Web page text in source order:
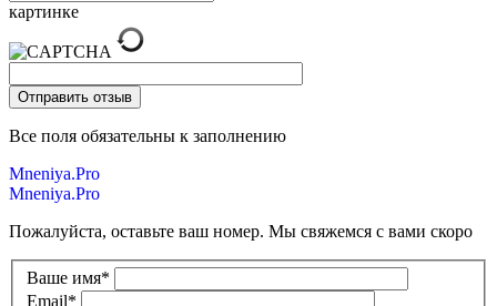
картинке
Все поля обязательны к заполнению
Mneniya.Pro
Mneniya.Pro
Пожалуйста, оставьте ваш номер. Мы свяжемся с вами скоро
Ваше имя*
Email*